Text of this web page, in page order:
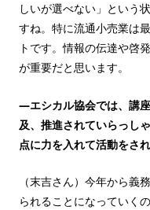
しいが選べない」という
すね。特に流通小売業は
トです。情報の伝達や啓
が重要だと思います。
—エシカル協会では、講
及、推進されていらっし
点に力を入れて活動をさ
（末吉さん）今年から義
られることになっていく